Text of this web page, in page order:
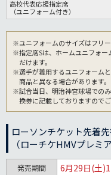
高校代表応援指定席
（ユニフォーム付き）
※ユニフォームのサイズはフリ
※指定席Sは、ホームユニフォー
だけます。
※選手が着用するユニフォーム
商品と異なる場合があります。
※試合当日、明治神宮球場での
換券に記載しておりますので
ローソンチケット先着
（ローチケHMVプレミ
発売期間 6月29日(土